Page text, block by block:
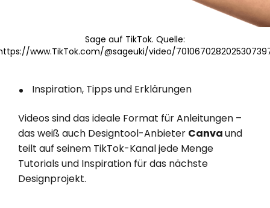
Sage auf TikTok. Quelle:
www.TikTok.com/@sageuki/video/
Inspiration, Tipps und Erklärungen
Videos sind das ideale Format für Anleitungen –
das weiß auch Designtool-Anbieter Canvaund
teilt auf seinem TikTok-Kanal jede Menge
Tutorials und Inspiration für das nächste
Designprojekt.